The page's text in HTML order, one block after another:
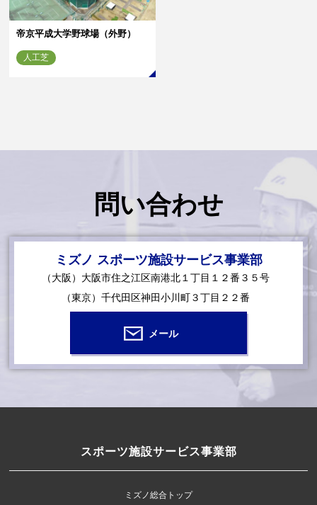
帝京平成大学野球場（外野）
人工芝
問い合わせ
ミズノ スポーツ施設サービス事業部
（大阪）大阪市住之江区南港北１丁目１２番３５号
（東京）千代田区神田小川町３丁目２２番
メール
スポーツ施設サービス事業部
ミズノ総合トップ